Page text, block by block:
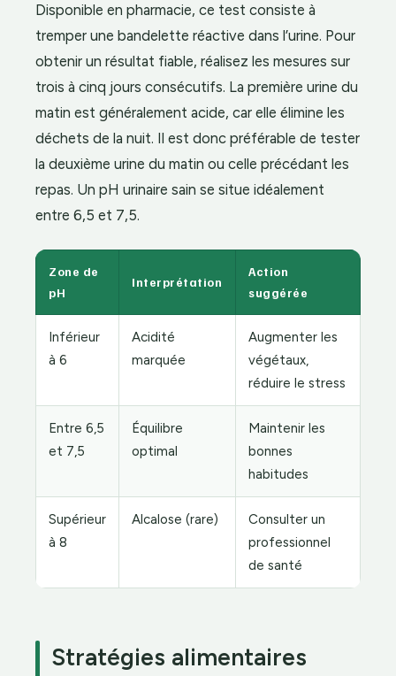
Disponible en pharmacie, ce test consiste à
tremper une bandelette réactive dans l’urine. Pour
obtenir un résultat fiable, réalisez les mesures sur
trois à cinq jours consécutifs. La première urine du
matin est généralement acide, car elle élimine les
déchets de la nuit. Il est donc préférable de tester
la deuxième urine du matin ou celle précédant les
repas. Un pH urinaire sain se situe idéalement
entre 6,5 et 7,5.
Zone de
pH
Interprétation
Action
suggérée
Inférieur
à 6
Acidité
marquée
Augmenter les
végétaux,
réduire le stress
Entre 6,5
et 7,5
Équilibre
optimal
Maintenir les
bonnes
habitudes
Supérieur
à 8
Alcalose (rare)
Consulter un
professionnel
de santé
Stratégies alimentaires